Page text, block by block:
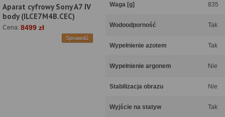
Aparat cyfrowy Sony A7 IV
body (ILCE7M4B.CEC)
Cena: 8499 zł
Sprawdź
Waga [g] 835
Wodoodporność Tak
Wypełnienie azotem Tak
Wypełnienie argonem Nie
Stabilizacja obrazu Nie
Wyjście na statyw Tak